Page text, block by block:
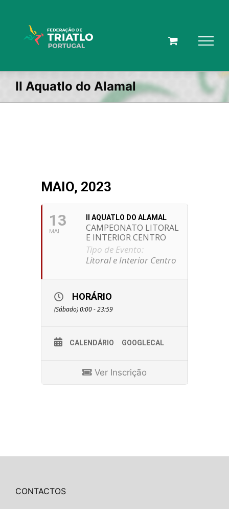
II Aquatlo do Alamal
MAIO, 2023
13
MAI
II AQUATLO DO ALAMAL
CAMPEONATO LITORAL
E INTERIOR CENTRO
Tipo de Evento:
Litoral e Interior Centro
HORÁRIO
(Sábado) 0:00 - 23:59
CALENDÁRIO GOOGLECAL
Ver Inscrição
CONTACTOS